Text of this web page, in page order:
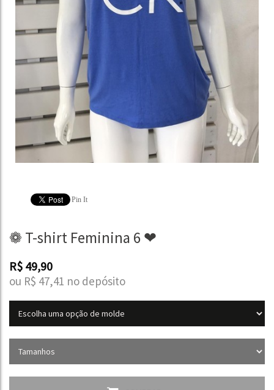
Pin It
❁ T-shirt Feminina 6 ❤
R$ 49,90
ou R$ 47,41 no depósito